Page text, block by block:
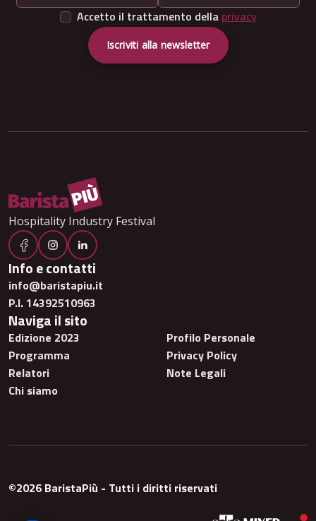
Accetto il trattamento della privacy
Iscriviti alla newsletter
Hospitality Industry Festival
Info e contatti
info@baristapiu.it
P.I. 14392510963
Naviga il sito
Edizione 2023
Programma
Relatori
Chi siamo
Profilo Personale
Privacy Policy
Note Legali
©2026 BaristaPiù - Tutti i diritti riservati